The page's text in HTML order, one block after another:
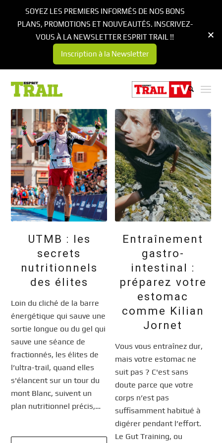
UTMB : les
secrets
nutritionnels
des élites
Loin du cliché de la barre
énergétique qui sauve une
sortie longue ou du gel qui
sauve une séance de
fractionnés, les élites de
l’ultra-trail, quand elles
s'élancent sur un tour du
mont Blanc, suivent un
plan nutritionnel précis,…
Entraînement
gastro-
intestinal :
préparez votre
estomac
comme Kilian
Jornet
Vous vous entraînez dur,
mais votre estomac ne
suit pas ? C'est sans
doute parce que votre
corps n’est pas
suffisamment habitué à
digérer pendant l’effort.
Le Gut Training, ou
SOYEZ LES PREMIERS INFORMÉS DE NOS BONS
PLANS, PROMOTIONS ET NOUVEAUTÉS. INSCRIVEZ-
VOUS À LA NEWSLETTER ESPRIT TRAIL !!
Inscription à la Newsletter